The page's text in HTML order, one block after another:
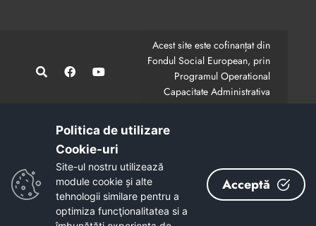
Acest site este cofinanțat din
Fondul Social European, prin
Programul Operational
Capacitate Administrativa
CodMySmis/Sipoca: 128880/652;
Conținutul acestui site web nu reprezintă în mod
obligatoriu poziția oficială a Uniunii Europene.
Întreaga responsabilitate asupra corectitudinii și
coerenței informațiilor prezentate revine inițiatorilor site-
Politica de utilizare
Cookie-uri‎
Site-ul nostru utilizează
module cookie și alte
tehnologii similare pentru a
optimiza funcţionalitatea si a
Acceptă